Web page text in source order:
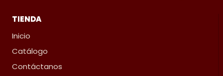
TIENDA
Inicio
Catálogo
Contáctanos